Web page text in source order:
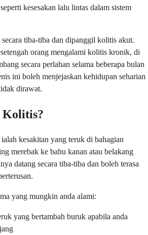
kesesakan lalu lintas dalam sistem
tiba-tiba dan dipanggil kolitis akut.
orang mengalami kolitis kronik, di
secara perlahan selama beberapa bulan
ini boleh menjejaskan kehidupan seharian
dirawat.
Kolitis?
kesakitan yang teruk di bahagian
merebak ke bahu kanan atau belakang
datang secara tiba-tiba dan boleh terasa
yang mungkin anda alami:
yang bertambah buruk apabila anda